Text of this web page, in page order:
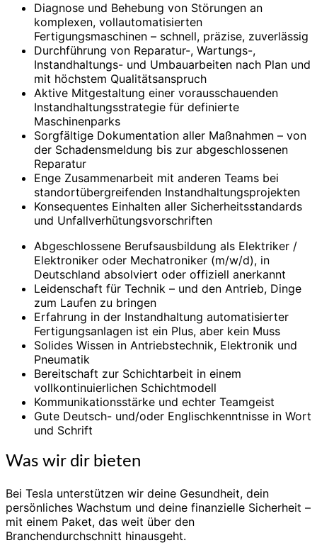
Diagnose und Behebung von Störungen an
komplexen, vollautomatisierten
Fertigungsmaschinen – schnell, präzise, zuverlässig
Durchführung von Reparatur-, Wartungs-,
Instandhaltungs- und Umbauarbeiten nach Plan und
mit höchstem Qualitätsanspruch
Aktive Mitgestaltung einer vorausschauenden
Instandhaltungsstrategie für definierte
Maschinenparks
Sorgfältige Dokumentation aller Maßnahmen – von
der Schadensmeldung bis zur abgeschlossenen
Reparatur
Enge Zusammenarbeit mit anderen Teams bei
standortübergreifenden Instandhaltungsprojekten
Konsequentes Einhalten aller Sicherheitsstandards
und Unfallverhütungsvorschriften
Abgeschlossene Berufsausbildung als Elektriker /
Elektroniker oder Mechatroniker (m/w/d), in
Deutschland absolviert oder offiziell anerkannt
Leidenschaft für Technik – und den Antrieb, Dinge
zum Laufen zu bringen
Erfahrung in der Instandhaltung automatisierter
Fertigungsanlagen ist ein Plus, aber kein Muss
Solides Wissen in Antriebstechnik, Elektronik und
Pneumatik
Bereitschaft zur Schichtarbeit in einem
vollkontinuierlichen Schichtmodell
Kommunikationsstärke und echter Teamgeist
Gute Deutsch- und/oder Englischkenntnisse in Wort
und Schrift
Was wir dir bieten
Bei Tesla unterstützen wir deine Gesundheit, dein
persönliches Wachstum und deine finanzielle Sicherheit –
mit einem Paket, das weit über den
Branchendurchschnitt hinausgeht.